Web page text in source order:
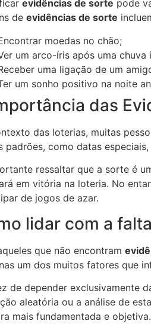
evidências de sorte pode
de evidências de sorte
moedas no chão;
um arco-íris após uma chuva
uma ligação de um
um sonho positivo na noite
das
das loterias, muitas
padrões, como datas
ressaltar que a sorte é
em vitória na loteria. No
de jogos de azar.
lidar com a
que não encontram
um dos muitos fatores que
de depender exclusivamente
aleatória ou a análise de
mais fundamentada e objetiva.